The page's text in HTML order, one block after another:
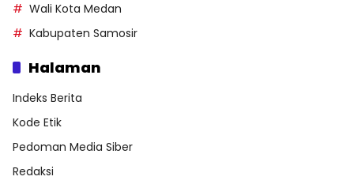
Wali Kota Medan
Kabupaten Samosir
Halaman
Indeks Berita
Kode Etik
Pedoman Media Siber
Redaksi